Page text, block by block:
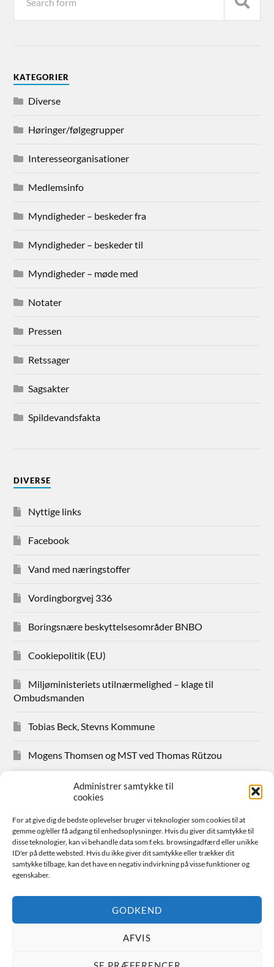
Administrer samtykke til
cookies
For at give dig de bedste oplevelser bruger vi teknologier som cookies til at
gemme og/eller få adgang til enhedsoplysninger. Hvis du giver dit samtykke til
disse teknologier, kan vi behandle data som f.eks. browsingadfærd eller unikke
ID'er på dette websted. Hvis du ikke giver dit samtykke eller trækker dit
samtykke tilbage, kan det have en negativ indvirkning på visse funktioner og
egenskaber.
GODKEND
AFVIS
KATEGORIER
Diverse
Høringer/følgegrupper
Interesseorganisationer
Medlemsinfo
Myndigheder – beskeder fra
Myndigheder – beskeder til
Myndigheder – møde med
Notater
Pressen
Retssager
Sagsakter
Spildevandsfakta
DIVERSE
Nyttige links
Facebook
Vand med næringstoffer
Vordingborgvej 336
Boringsnære beskyttelsesområder BNBO
Cookiepolitik (EU)
Miljøministeriets utilnærmelighed – klage til
Ombudsmanden
Tobias Beck, Stevns Kommune
Mogens Thomsen og MST ved Thomas Rützou
Avisudklip 2024
Sager for medlemmer
Bestyrelsen
Avisudklip 2026
FAIR SPILDEVAND